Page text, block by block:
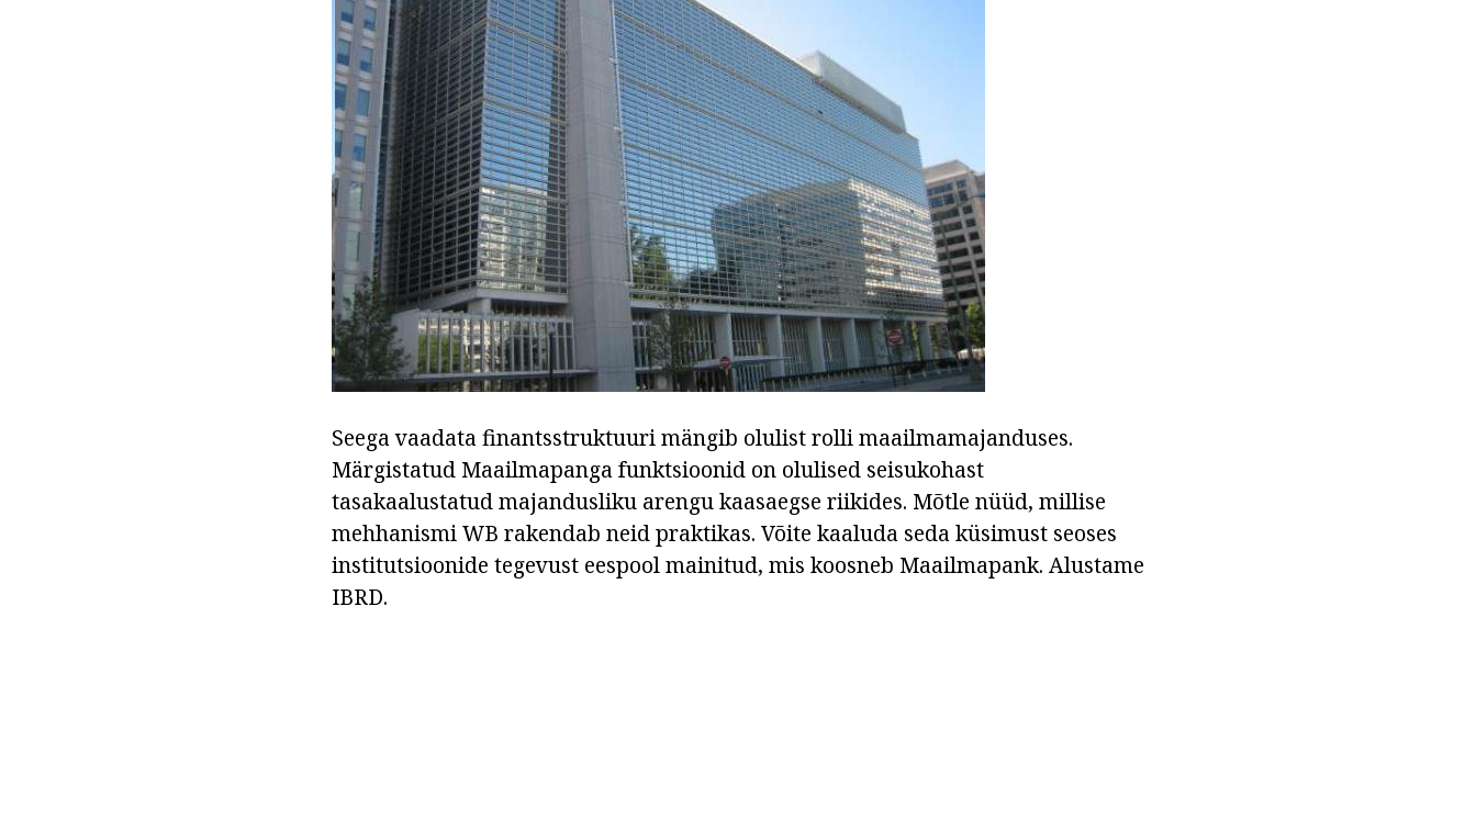
Seega vaadata finantsstruktuuri mängib olulist rolli maailmamajanduses.
Märgistatud Maailmapanga funktsioonid on olulised seisukohast
tasakaalustatud majandusliku arengu kaasaegse riikides. Mõtle nüüd, millise
mehhanismi WB rakendab neid praktikas. Võite kaaluda seda küsimust seoses
institutsioonide tegevust eespool mainitud, mis koosneb Maailmapank. Alustame
IBRD.